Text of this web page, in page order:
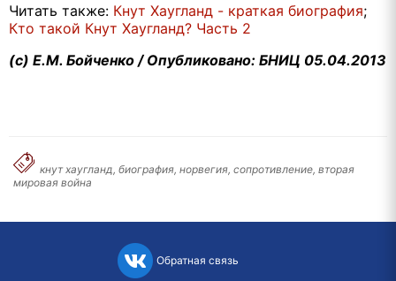
Читать также: Кнут Хаугланд - краткая биография;
Кто такой Кнут Хаугланд? Часть 2
(с) Е.М. Бойченко / Опубликовано: БНИЦ 05.04.2013
кнут хаугланд, биография, норвегия, сопротивление, вторая
мировая война
Обратная связь